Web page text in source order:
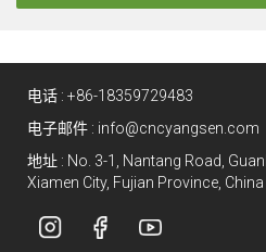
电话 : +86-18359729483
电子邮件 : info@cncyangsen.com
地址 : No. 3-1, Nantang Road,
Xiamen City, Fujian Province, China